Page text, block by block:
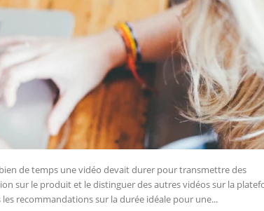
de temps une vidéo devait durer pour transmettre des
sur le produit et le distinguer des autres vidéos sur la
recommandations sur la durée idéale pour une...